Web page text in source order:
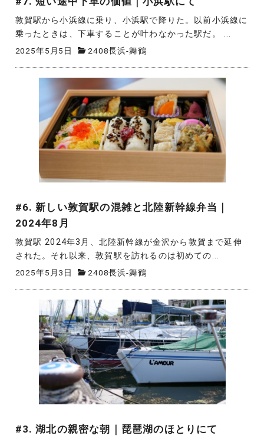
敦賀駅から小浜線に乗り、小浜駅で降りた。以前小浜線に
乗ったときは、下車することが叶わなかった駅だ。 ...
2025年5月5日 2408長浜-舞鶴
#6. 新しい敦賀駅の混雑と北陸新幹線弁当｜
2024年8月
敦賀駅 2024年3月、北陸新幹線が金沢から敦賀まで延伸
された。それ以来、敦賀駅を訪れるのは初めての...
2025年5月3日 2408長浜-舞鶴
#3. 湖北の親密な朝｜琵琶湖のほとりにて